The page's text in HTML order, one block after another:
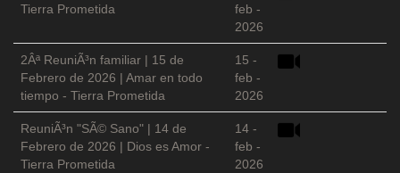
Tierra Prometida
feb -
2026
2Âª ReuniÃ³n familiar | 15 de
Febrero de 2026 | Amar en todo
tiempo - Tierra Prometida
15 -
feb -
2026
ReuniÃ³n "SÃ© Sano" | 14 de
Febrero de 2026 | Dios es Amor -
Tierra Prometida
14 -
feb -
2026